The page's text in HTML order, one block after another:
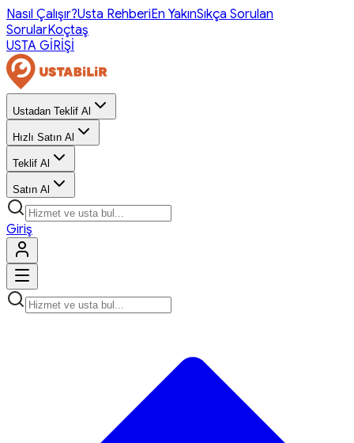
Nasıl Çalışır?Usta RehberiEn YakınSıkça Sorulan
SorularKoçtaş
USTA GİRİŞİ
Ustadan Teklif Al
Hızlı Satın Al
Teklif Al
Satın Al
Giriş